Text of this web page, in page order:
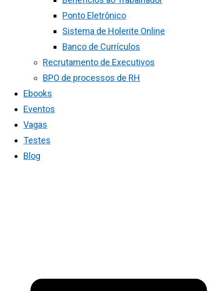
Ponto Eletrônico
Sistema de Holerite Online
Banco de Currículos
Recrutamento de Executivos
BPO de processos de RH
Ebooks
Eventos
Vagas
Testes
Blog